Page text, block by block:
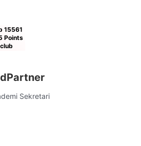
15561
Points
Sekretari